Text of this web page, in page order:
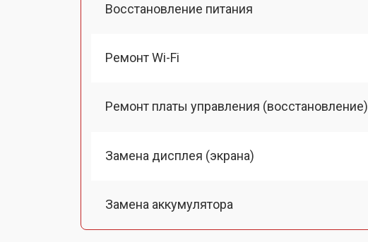
Восстановление питания
Ремонт Wi-Fi
Ремонт платы управления (восстановление)
Замена дисплея (экрана)
Замена аккумулятора